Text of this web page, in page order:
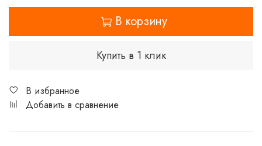
В корзину
Купить в 1 клик
В избранное
Добавить в сравнение